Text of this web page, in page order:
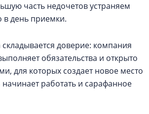
часть недочетов устраняем
в день приемки.
доверие: компания
обязательства и открыто
для которых создает новое место
работать и сарафанное